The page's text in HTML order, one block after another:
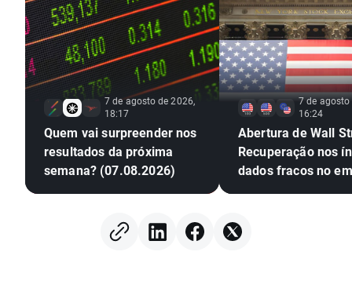
7 de agosto de 2026,
18:17
Quem vai surpreender nos
resultados da próxima
semana? (07.08.2026)
7 de agosto
16:24
Abertura de Wall
Recuperação nos
dados fracos no